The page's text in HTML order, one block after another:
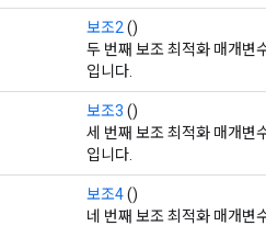
보조2 ()
두 번째 보조 최적화 매개변
입니다.
보조3 ()
세 번째 보조 최적화 매개변
입니다.
보조4()
네 번째 보조 최적화 매개변